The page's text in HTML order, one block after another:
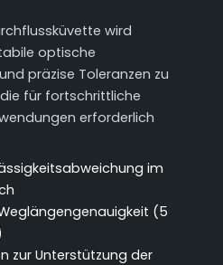
wird
optische
präzise Toleranzen zu
für fortschrittliche
erforderlich
im
(5
zur Unterstützung der